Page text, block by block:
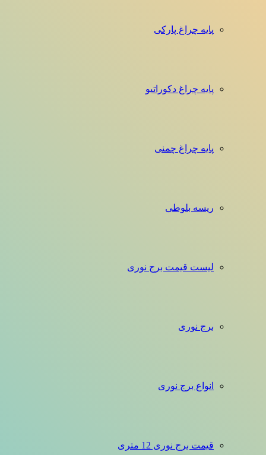
پایه چراغ پارکی
پایه چراغ دکوراتیو
پایه چراغ چمنی
ریسه بلوطی
لیست قیمت برج نوری
برج نوری
انواع برج نوری
قیمت برج نوری 12 متری